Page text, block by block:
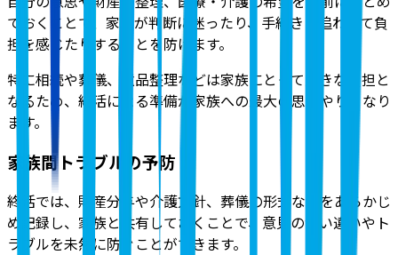
ておくことで、家族が判断に迷ったり、手続きに追われて負
担を感じたりすることを防げます。
特に相続や葬儀、遺品整理などは家族にとって大きな負担と
なるため、終活による準備が家族への最大の思いやりとなり
ます。
家族間トラブルの予防
終活では、財産分与や介護方針、葬儀の形式などをあらかじ
め記録し、家族と共有しておくことで、意見の食い違いやト
ラブルを未然に防ぐことができます。